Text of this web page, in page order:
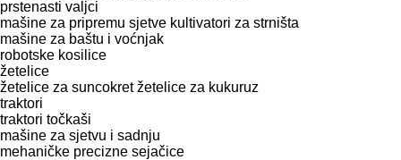
prstenasti valjci
mašine za pripremu sjetve kultivatori za strništa
mašine za baštu i voćnjak
robotske kosilice
žetelice
žetelice za suncokret žetelice za kukuruz
traktori
traktori točkaši
mašine za sjetvu i sadnju
mehaničke precizne sejačice